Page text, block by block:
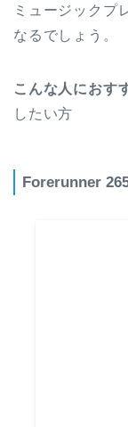
ミュージックプ
なるでしょう。
こんな人におす
したい方
Forerunner